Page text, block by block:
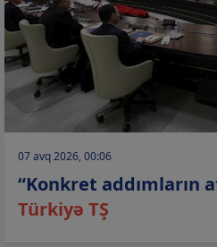
07 avq 2026, 00:06
“Konkret addımların
Türkiyə TŞ